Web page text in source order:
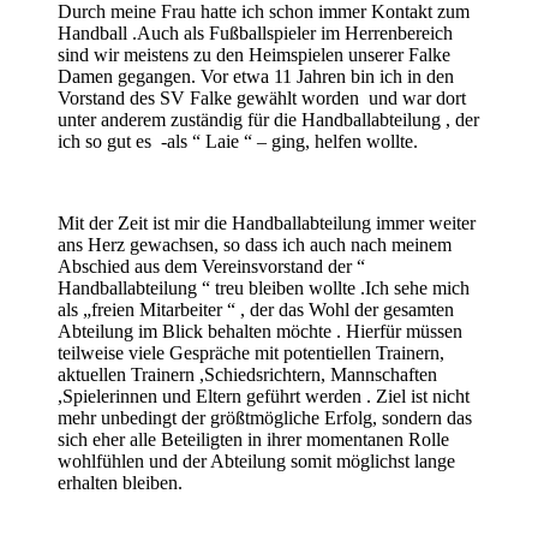
Durch meine Frau hatte ich schon immer Kontakt zum
Handball .Auch als Fußballspieler im Herrenbereich
sind wir meistens zu den Heimspielen unserer Falke
Damen gegangen. Vor etwa 11 Jahren bin ich in den
Vorstand des SV Falke gewählt worden und war dort
unter anderem zuständig für die Handballabteilung , der
ich so gut es -als “ Laie “ – ging, helfen wollte.
Mit der Zeit ist mir die Handballabteilung immer weiter
ans Herz gewachsen, so dass ich auch nach meinem
Abschied aus dem Vereinsvorstand der “
Handballabteilung “ treu bleiben wollte .Ich sehe mich
als „freien Mitarbeiter “ , der das Wohl der gesamten
Abteilung im Blick behalten möchte . Hierfür müssen
teilweise viele Gespräche mit potentiellen Trainern,
aktuellen Trainern ,Schiedsrichtern, Mannschaften
,Spielerinnen und Eltern geführt werden . Ziel ist nicht
mehr unbedingt der größtmögliche Erfolg, sondern das
sich eher alle Beteiligten in ihrer momentanen Rolle
wohlfühlen und der Abteilung somit möglichst lange
erhalten bleiben.